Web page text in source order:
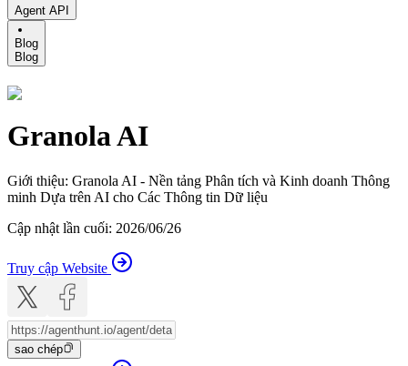
Agent API
Blog
Blog
Granola AI
Giới thiệu: Granola AI - Nền tảng Phân tích và Kinh doanh Thông
minh Dựa trên AI cho Các Thông tin Dữ liệu
Cập nhật lần cuối: 2026/06/26
Truy cập Website
sao chép